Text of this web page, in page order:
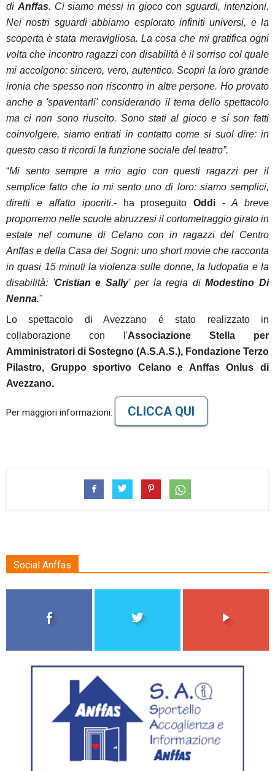
di Anffas. Ci siamo messi in gioco con sguardi, intenzioni.
Nei nostri sguardi abbiamo esplorato infiniti universi, e la
scoperta è stata meravigliosa. La cosa che mi gratifica ogni
volta che incontro ragazzi con disabilità è il sorriso col quale
mi accolgono: sincero, vero, autentico. Scopri la loro grande
ironia che spesso non riscontro in altre persone. Ho provato
anche a 'spaventarli' considerando il tema dello spettacolo
ma ci non sono riuscito. Sono stati al gioco e si son fatti
coinvolgere, siamo entrati in contatto come si suol dire: in
questo caso ti ricordi la funzione sociale del teatro”.
“Mi sento sempre a mio agio con questi ragazzi per il
semplice fatto che io mi sento uno di loro: siamo semplici,
diretti e affatto ipocriti.-
ha proseguitoOddi- A breve
proporremo nelle scuole abruzzesi il cortometraggio girato in
estate nel comune di Celano con in ragazzi del Centro
Anffas e della Casa dei Sogni: uno short movie che racconta
in quasi 15 minuti la violenza sulle donne, la ludopatia e la
disabilità: 'Cristian e Sally' per la regia diModestino Di
Nenna."
Lo spettacolo di Avezzano é stato realizzato in
collaborazione con l'Associazione Stella per
Amministratori di Sostegno (A.S.A.S.), Fondazione Terzo
Pilastro, Gruppo sportivo Celano e Anffas Onlus di
Avezzano.
Per maggiori informazioni: CLICCA QUI
Social Anffas